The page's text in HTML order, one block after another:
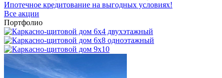
Ипотечное кредитование на выгодных условиях!
Все акции
Портфолио